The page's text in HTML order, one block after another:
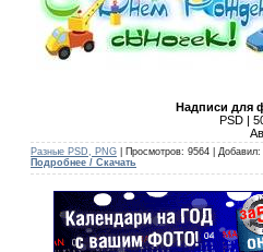
Надписи для
PSD |
Разные PSD, PNG | Просмотров: 9564 | Добавил:
Подробнее / Скачать